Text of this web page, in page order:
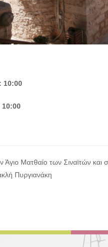
10:00
Άγιο Ματθαίο των Σιναϊτών
Πυργιανάκη